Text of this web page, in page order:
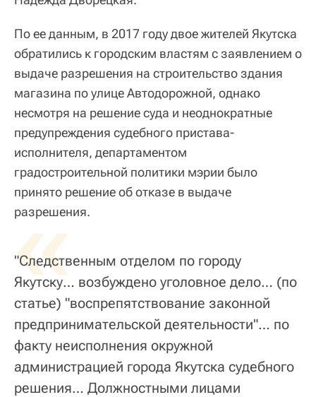
По ее данным, в 2017 году двое жителей Якутска
обратились к городским властям с заявлением о
выдаче разрешения на строительство здания
магазина по улице Автодорожной, однако
несмотря на решение суда и неоднократные
предупреждения судебного пристава-
исполнителя, департаментом
градостроительной политики мэрии было
принято решение об отказе в выдаче
разрешения.
«
"Следственным отделом по городу
Якутску… возбуждено уголовное дело… (по
статье) "воспрепятствование законной
предпринимательской деятельности"… по
факту неисполнения окружной
администрацией города Якутска судебного
решения… Должностными лицами